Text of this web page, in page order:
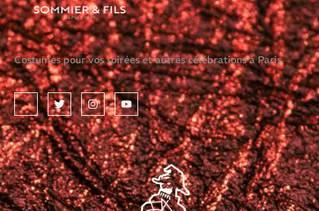
Costumes pour vos soirées et autres célébrations à Paris